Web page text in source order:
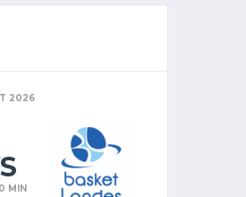
2026
MIN